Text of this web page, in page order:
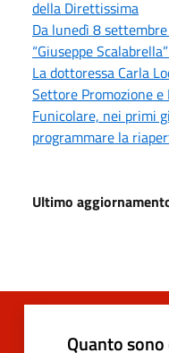
della Direttissima
Da lunedì 8
“Giuseppe
La dottoressa Carla
Settore Promozione
Funicolare, nei primi
programmare la
Ultimo
Quanto